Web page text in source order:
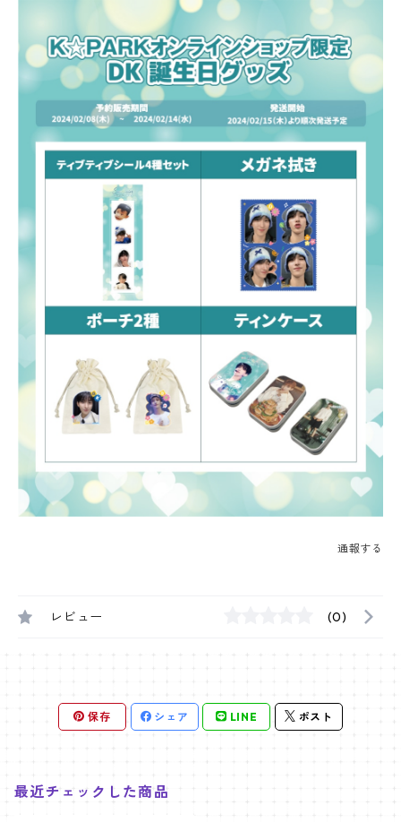
通報する
レビュー (0)
保存 シェア LINE ポスト
最近チェックした商品